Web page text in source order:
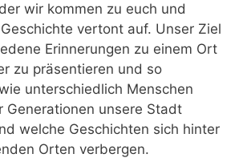
wir kommen zu euch und
vertont auf. Unser Ziel
Erinnerungen zu einem Ort
zu präsentieren und so
unterschiedlich Menschen
Generationen unsere Stadt
welche Geschichten sich hinter
Orten verbergen.